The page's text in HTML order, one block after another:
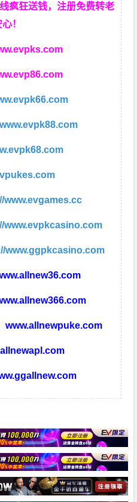
疯狂送钱，注册免费转老
！
www.evpk88.com
www.evgames.cc
www.evpkcasino.com
www.ggpkcasino.com
www.allnewpuke.com